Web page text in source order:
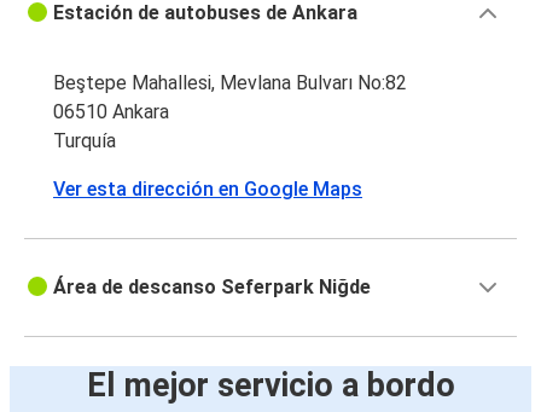
Estación de autobuses de Ankara
Beştepe Mahallesi, Mevlana Bulvarı No:82
06510 Ankara
Turquía
Ver esta dirección en Google Maps
Área de descanso Seferpark Niğde
El mejor servicio a bordo